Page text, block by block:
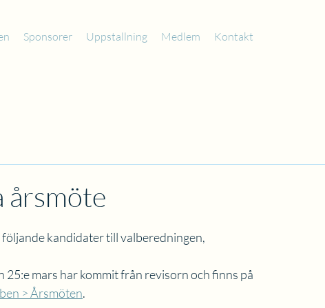
Sponsorer Uppstallning Medlem Kontakt
årsmöte
kandidater till valberedningen,
mars har kommit från revisorn och finns på
> Årsmöten.